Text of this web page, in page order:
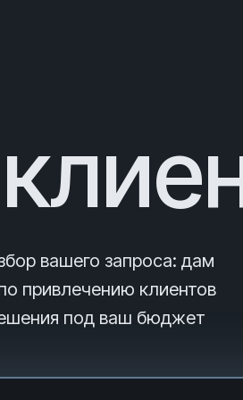
вашего запроса: дам
привлечению клиентов
под ваш бюджет